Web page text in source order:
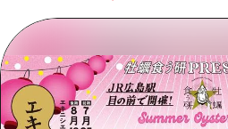
特集
特集一覧
モデルコース